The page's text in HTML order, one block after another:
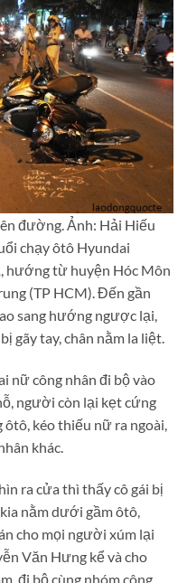
đường. Ảnh: Hải Hiếu
chạy ôtô Hyundai
hướng từ huyện Hóc Môn
(TP HCM). Đến gần
sang hướng ngược lại,
gãy tay, chân nằm la liệt.
nữ công nhân đi bộ vào
người còn lại kẹt cứng
kéo thiếu nữ ra ngoài,
khác.
ra cửa thì thấy cô gái bị
nằm dưới gầm ôtô,
cho mọi người xúm lại
Văn Hưng kể và cho
đi bộ cùng nhóm công